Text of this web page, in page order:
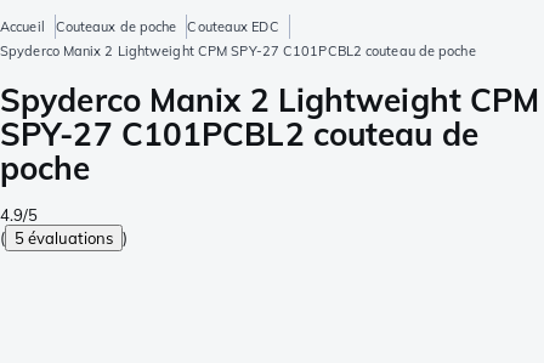
Accueil Couteaux de poche
Couteaux EDC
Spyderco Manix 2 Lightweight CPM SPY-27 C101PCBL2 couteau de poche
Spyderco Manix 2 Lightweight CPM
SPY-27 C101PCBL2 couteau de
poche
4.9/5
( 5 évaluations )